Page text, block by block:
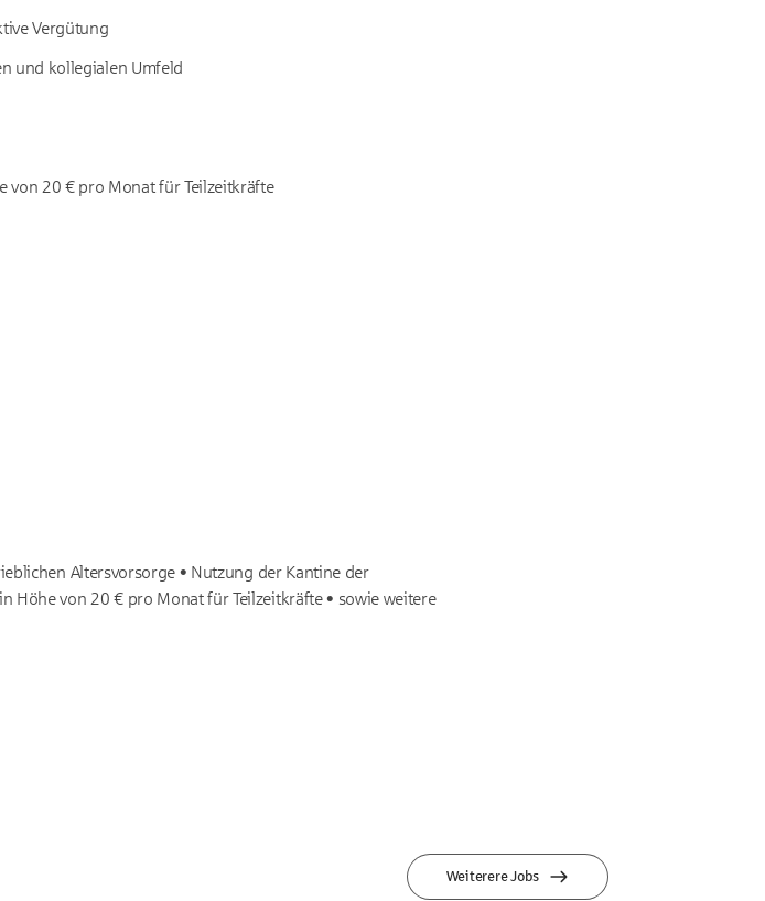
Vergütung
und kollegialen Umfeld
von 20 € pro Monat für Teilzeitkräfte
Altersvorsorge • Nutzung der Kantine der
Höhe von 20 € pro Monat für Teilzeitkräfte • sowie weitere
Weiterere Jobs